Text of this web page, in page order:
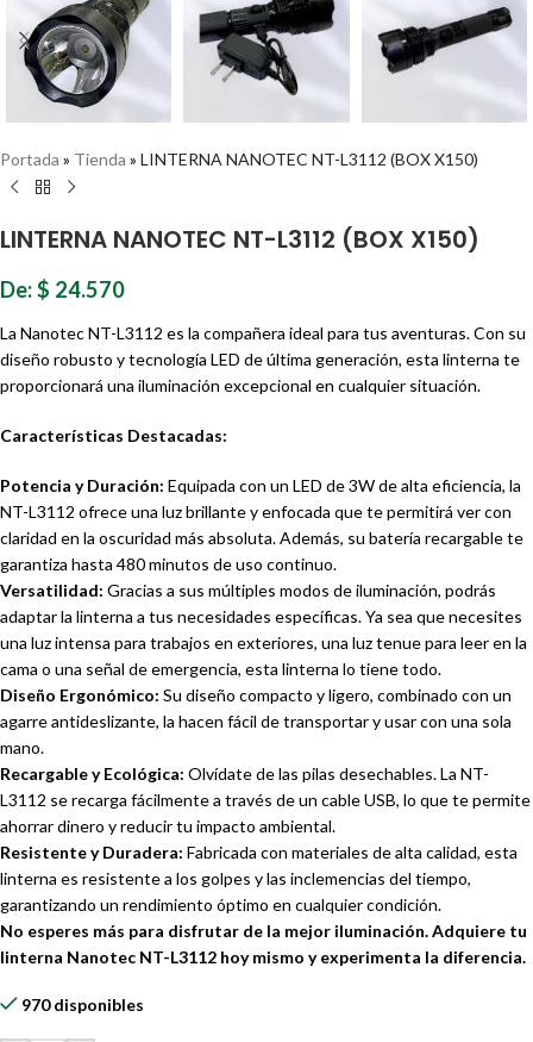
Portada » Tienda » LINTERNA NANOTEC NT-L3112 (BOX X150)
LINTERNA NANOTEC NT-L3112 (BOX X150)
De:$ 24.570
La Nanotec NT-L3112 es la compañera ideal para tus aventuras. Con su
diseño robusto y tecnología LED de última generación, esta linterna te
proporcionará una iluminación excepcional en cualquier situación.
Características Destacadas:
Potencia y Duración: Equipada con un LED de 3W de alta eficiencia, la
NT-L3112 ofrece una luz brillante y enfocada que te permitirá ver con
claridad en la oscuridad más absoluta. Además, su batería recargable te
garantiza hasta 480 minutos de uso continuo.
Versatilidad: Gracias a sus múltiples modos de iluminación, podrás
adaptar la linterna a tus necesidades específicas. Ya sea que necesites
una luz intensa para trabajos en exteriores, una luz tenue para leer en la
cama o una señal de emergencia, esta linterna lo tiene todo.
Diseño Ergonómico: Su diseño compacto y ligero, combinado con un
agarre antideslizante, la hacen fácil de transportar y usar con una sola
mano.
Recargable y Ecológica: Olvídate de las pilas desechables. La NT-
L3112 se recarga fácilmente a través de un cable USB, lo que te permite
ahorrar dinero y reducir tu impacto ambiental.
Resistente y Duradera: Fabricada con materiales de alta calidad, esta
linterna es resistente a los golpes y las inclemencias del tiempo,
garantizando un rendimiento óptimo en cualquier condición.
No esperes más para disfrutar de la mejor iluminación. Adquiere tu
linterna Nanotec NT-L3112 hoy mismo y experimenta la diferencia.
970 disponibles